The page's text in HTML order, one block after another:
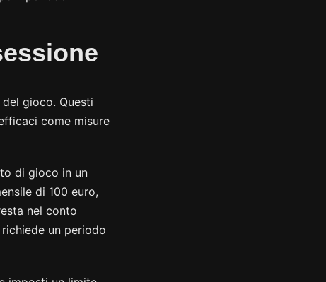
gioco. Questi
come misure
di gioco in un
di 100 euro,
nel conto
un periodo